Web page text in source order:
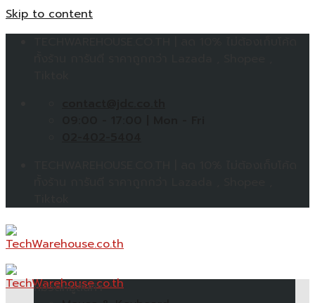
Skip to content
หมวดหมู่สินค้า